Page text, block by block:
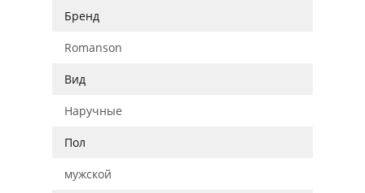
Бренд
Romanson
Вид
Наручные
Пол
мужской